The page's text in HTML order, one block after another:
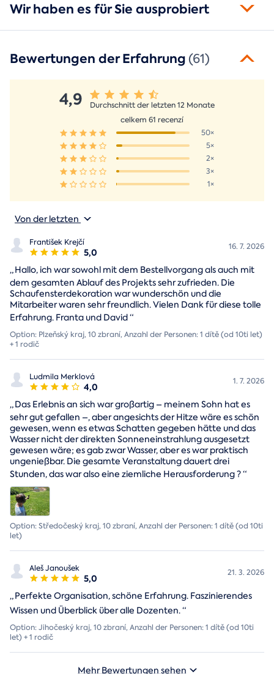
Wir haben es für Sie ausprobiert
Bewertungen der Erfahrung(61)
4,9
Durchschnitt der letzten 12 Monate
celkem 61 recenzí
50×
5×
2×
3×
1×
Von der letzten
František Krejčí
5,0 16. 7. 2026
„Hallo, ich war sowohl mit dem Bestellvorgang als auch mit
dem gesamten Ablauf des Projekts sehr zufrieden. Die
Schaufensterdekoration war wunderschön und die
Mitarbeiter waren sehr freundlich. Vielen Dank für diese tolle
Erfahrung. Franta und David“
Option: Plzeňský kraj, 10 zbraní, Anzahl der Personen: 1 dítě (od 10ti let)
+ 1 rodič
Ludmila Merklová
4,0 1. 7. 2026
„Das Erlebnis an sich war großartig – meinem Sohn hat es
sehr gut gefallen –, aber angesichts der Hitze wäre es schön
gewesen, wenn es etwas Schatten gegeben hätte und das
Wasser nicht der direkten Sonneneinstrahlung ausgesetzt
gewesen wäre; es gab zwar Wasser, aber es war praktisch
ungenießbar. Die gesamte Veranstaltung dauert drei
Stunden, das war also eine ziemliche Herausforderung ?“
Option: Středočeský kraj, 10 zbraní, Anzahl der Personen: 1 dítě (od 10ti
let)
Aleš Janoušek
5,0 21. 3. 2026
„Perfekte Organisation, schöne Erfahrung. Faszinierendes
Wissen und Überblick über alle Dozenten.“
Option: Jihočeský kraj, 10 zbraní, Anzahl der Personen: 1 dítě (od 10ti
let) + 1 rodič
Mehr Bewertungen sehen